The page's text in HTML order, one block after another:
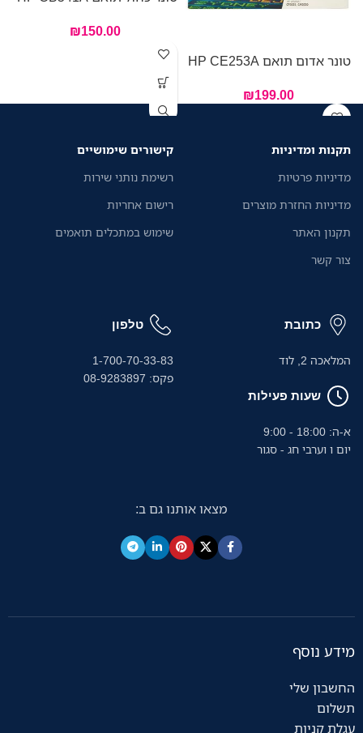
טונר אדום תואם HP CE253A
₪199.00
₪150.00
תקנות ומדיניות
מדיניות פרטיות
מדיניות החזרת מוצרים
תקנון האתר
צור קשר
קישורים שימושיים
רשימת נותני שירות
רישום אחריות
שימוש במתכלים תואמים
כתובת
המלאכה 2, לוד
שעות פעילות
א-ה: 18:00 - 9:00
יום ו וערבי חג - סגור
טלפון
1-700-70-33-83
פקס: 08-9283897
מצאו אותנו גם ב:
מידע נוסף
החשבון שלי
תשלום
עגלת קניות